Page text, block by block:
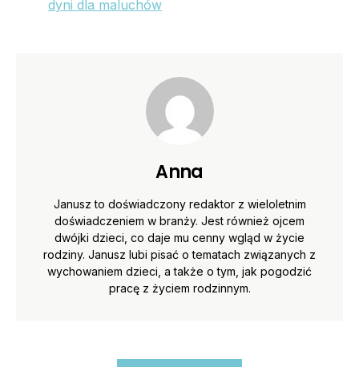
dyni dla maluchów
Anna
Janusz to doświadczony redaktor z wieloletnim
doświadczeniem w branży. Jest również ojcem
dwójki dzieci, co daje mu cenny wgląd w życie
rodziny. Janusz lubi pisać o tematach związanych z
wychowaniem dzieci, a także o tym, jak pogodzić
pracę z życiem rodzinnym.